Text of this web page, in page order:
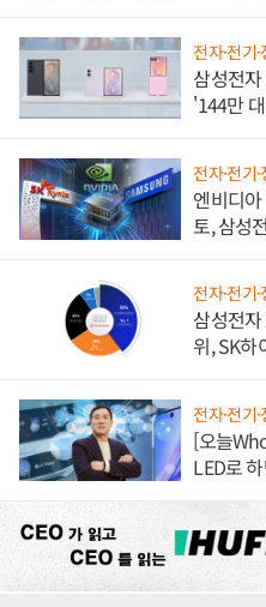
전자·전기
삼성전
'144만
전자·전기
엔비디
토, 삼성
전자·전기
삼성전
위, SK
전자·전기
[오늘
LED로